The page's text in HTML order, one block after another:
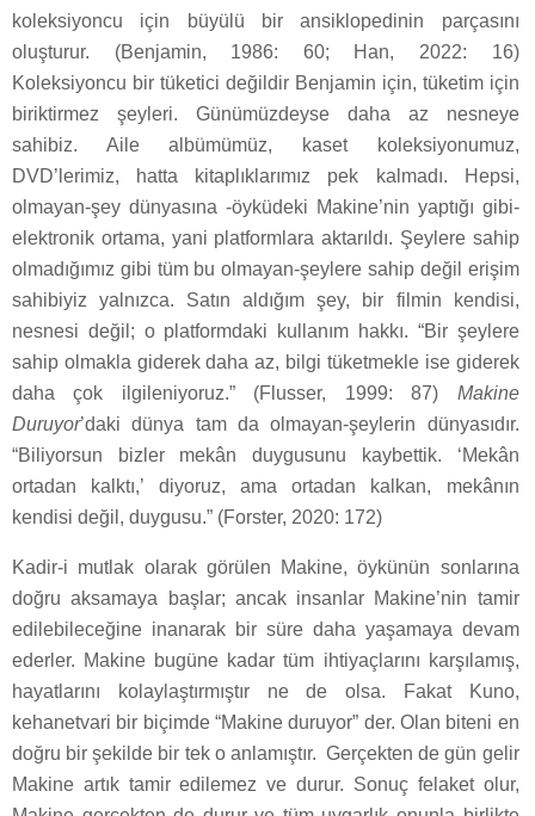
koleksiyoncu için büyülü bir ansiklopedinin parçasını
oluşturur. (Benjamin, 1986: 60; Han, 2022: 16)
Koleksiyoncu bir tüketici değildir Benjamin için, tüketim için
biriktirmez şeyleri. Günümüzdeyse daha az nesneye
sahibiz. Aile albümümüz, kaset koleksiyonumuz,
DVD’lerimiz, hatta kitaplıklarımız pek kalmadı. Hepsi,
olmayan-şey dünyasına -öyküdeki Makine’nin yaptığı gibi-
elektronik ortama, yani platformlara aktarıldı. Şeylere sahip
olmadığımız gibi tüm bu olmayan-şeylere sahip değil erişim
sahibiyiz yalnızca. Satın aldığım şey, bir filmin kendisi,
nesnesi değil; o platformdaki kullanım hakkı. “Bir şeylere
sahip olmakla giderek daha az, bilgi tüketmekle ise giderek
daha çok ilgileniyoruz.” (Flusser, 1999: 87) Makine
Duruyor’daki dünya tam da olmayan-şeylerin dünyasıdır.
“Biliyorsun bizler mekân duygusunu kaybettik. ‘Mekân
ortadan kalktı,’ diyoruz, ama ortadan kalkan, mekânın
kendisi değil, duygusu.” (Forster, 2020: 172)
Kadir-i mutlak olarak görülen Makine, öykünün sonlarına
doğru aksamaya başlar; ancak insanlar Makine’nin tamir
edilebileceğine inanarak bir süre daha yaşamaya devam
ederler. Makine bugüne kadar tüm ihtiyaçlarını karşılamış,
hayatlarını kolaylaştırmıştır ne de olsa. Fakat Kuno,
kehanetvari bir biçimde “Makine duruyor” der. Olan biteni en
doğru bir şekilde bir tek o anlamıştır. Gerçekten de gün gelir
Makine artık tamir edilemez ve durur. Sonuç felaket olur,